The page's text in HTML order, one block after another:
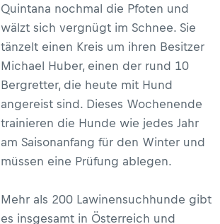
Quintana nochmal die Pfoten und
wälzt sich vergnügt im Schnee. Sie
tänzelt einen Kreis um ihren Besitzer
Michael Huber, einen der rund 10
Bergretter, die heute mit Hund
angereist sind. Dieses Wochenende
trainieren die Hunde wie jedes Jahr
am Saisonanfang für den Winter und
müssen eine Prüfung ablegen.
Mehr als 200 Lawinensuchhunde gibt
es insgesamt in Österreich und